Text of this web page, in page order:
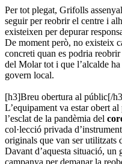
Per tot plegat, Grifolls
seguir per reobrir el centre i
existeixen per depurar
De moment però, no existeix
concreti quan es podria
del Molar tot i que l’alcalde
govern local.
[h3]Breu obertura al públic[/
L’equipament va estar obert
l’esclat de la pandèmia del
col·lecció privada
originals que van ser utilitzats
Davant d’aquesta situació, un
campanya per demanar la